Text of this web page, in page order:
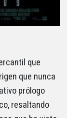
que
que nunca
prólogo
resaltando